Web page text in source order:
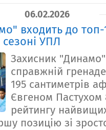
06.02.2026
входить до
сезоні УПЛ
Захисник "Динамо"
справжній
195 сантиметрів
Євгеном Пастухом
рейтингу
позицію зі